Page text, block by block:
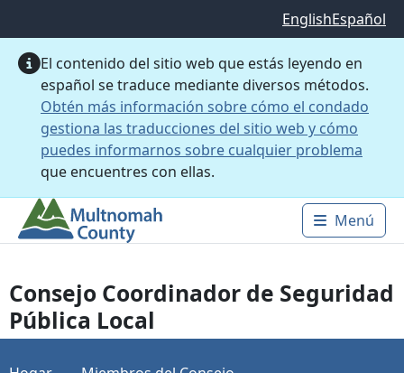
EnglishEspañol
El contenido del sitio web que estás leyendo en
español se traduce mediante diversos métodos.
Obtén más información sobre cómo el condado
gestiona las traducciones del sitio web y cómo
puedes informarnos sobre cualquier problema
que encuentres con ellas.
Main
Menú
Consejo Coordinador de Seguridad
Pública Local